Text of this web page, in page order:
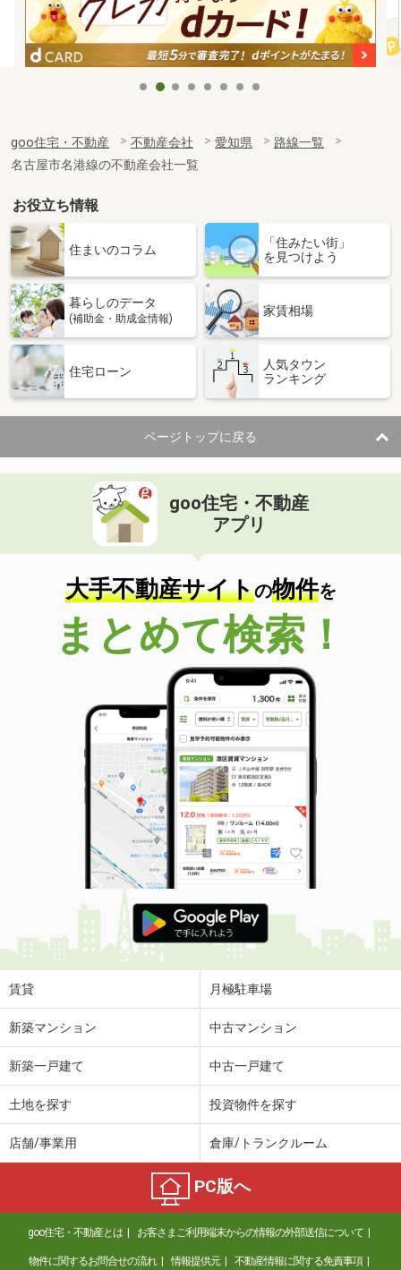
goo住宅・不動産 不動産会社 愛知県
路線一覧
名古屋市名港線の不動産会社一覧
お役立ち情報
住まいのコラム
「住みたい街」
を見つけよう
暮らしのデータ
(補助金・助成金情報)
家賃相場
住宅ローン
人気タウン
ランキング
ページトップに戻る
goo住宅・不動産
アプリ
大手不動産サイトの物件を
まとめて検索！
賃貸 月極駐車場
新築マンション 中古マンション
新築一戸建て 中古一戸建て
土地を探す 投資物件を探す
店舗/事業用 倉庫/トランクルーム
PC版へ
goo住宅・不動産とは お客さまご利用端末からの情報の外部送信について
物件に関するお問合せの流れ 情報提供元 不動産情報に関する免責事項